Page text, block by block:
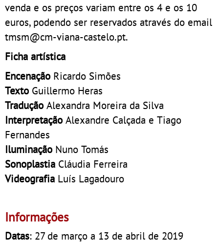
venda e os preços variam entre os 4 e os 10
euros, podendo ser reservados através do email
tmsm@cm-viana-castelo.pt.
Ficha artística
Encenação Ricardo Simões
Texto Guillermo Heras
Tradução Alexandra Moreira da Silva
Interpretação Alexandre Calçada e Tiago
Fernandes
Iluminação Nuno Tomás
Sonoplastia Cláudia Ferreira
Videografia Luís Lagadouro
Informações
Datas: 27 de março a 13 de abril de 2019